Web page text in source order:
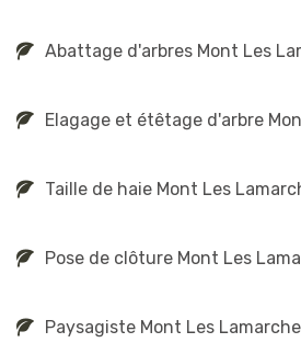
Abattage d'arbres Mont Les
Elagage et étêtage d'arbre
Taille de haie Mont Les
Pose de clôture Mont Les
Paysagiste Mont Les Lamarche